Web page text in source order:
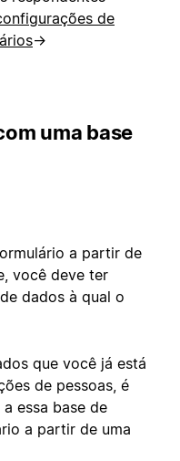
de
→
uma base
a partir de
você deve ter
dados à qual o
que você já está
de pessoas, é
essa base de
a partir de uma